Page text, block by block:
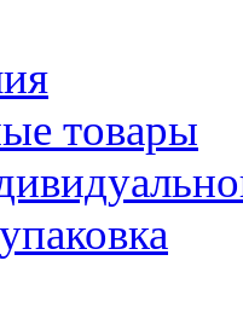
товары